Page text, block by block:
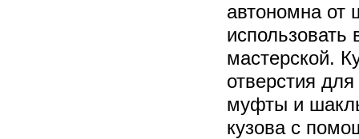
автономна от
использовать
мастерской.
отверстия
муфты и
кузова с